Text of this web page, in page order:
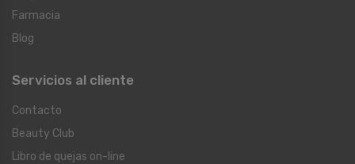
Farmacia
Blog
Servicios al cliente
Contacto
Beauty Club
Libro de quejas on-line